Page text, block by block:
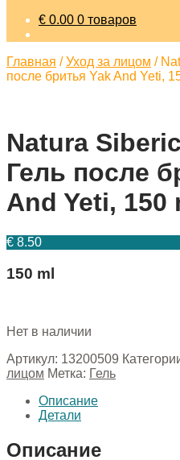
€ 0.00 0 товаров
Главная /Уход за лицом /
после бритья Yak And Yeti,
Natura
Гель после
And Yeti, 150
€ 8.50
150 ml
Нет в наличии
Артикул: 13200509
лицом Метка: Гель
Описание
Детали
Описание